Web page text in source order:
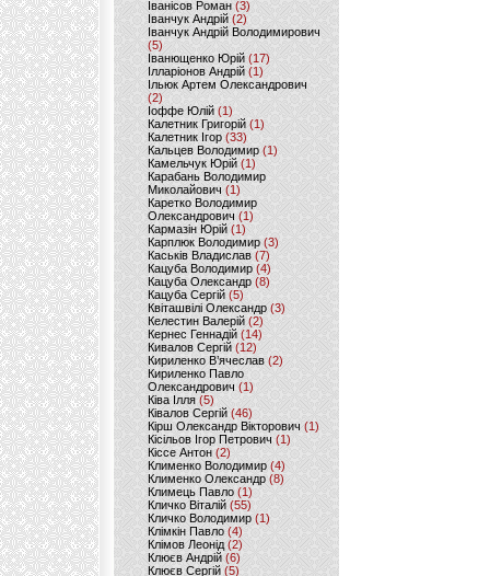
Іванісов Роман (3)
Іванчук Андрій(2)
Іванчук Андрій Володимирович
(5)
Іванющенко Юрій (17)
Ілларіонов Андрій (1)
Ільюк Артем Олександрович
(2)
Іоффе Юлій (1)
Калетник Григорій(1)
Калетник Ігор (33)
Кальцев Володимир(1)
Камельчук Юрій (1)
Карабань Володимир
Миколайович (1)
Каретко Володимир
Олександрович (1)
Кармазін Юрій(1)
Карплюк Володимир(3)
Каськів Владислав (7)
Кацуба Володимир (4)
Кацуба Олександр (8)
Кацуба Сергій (5)
Квіташвілі Олександр(3)
Келестин Валерій(2)
Кернес Геннадій (14)
Кивалов Сергій (12)
Кириленко В’ячеслав (2)
Кириленко Павло
Олександрович (1)
Ківа Ілля (5)
Ківалов Сергій(46)
Кірш Олександр Вікторович (1)
Кісільов Ігор Петрович (1)
Кіссе Антон (2)
Клименко Володимир(4)
Клименко Олександр (8)
Климець Павло (1)
Кличко Віталій(55)
Кличко Володимир (1)
Клімкін Павло (4)
Клімов Леонід(2)
Клюєв Андрій(6)
Клюєв Сергій (5)